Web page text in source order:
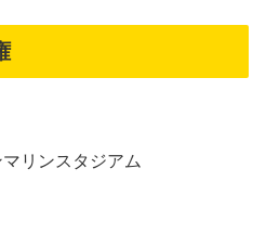
リンスタジアム